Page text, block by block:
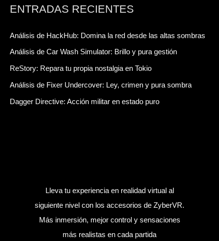
ENTRADAS RECIENTES
Análisis de HackHub: Domina la red desde las altas sombras
Análisis de Car Wash Simulator: Brillo y pura gestión
ReStory: Repara tu propia nostalgia en Tokio
Análisis de Fixer Undercover: Ley, crimen y pura sombra
Dagger Directive: Acción militar en estado puro
Lleva tu experiencia en realidad virtual al
siguiente nivel con los accesorios de ZyberVR.
Más inmersión, mejor control y sensaciones
más realistas en cada partida